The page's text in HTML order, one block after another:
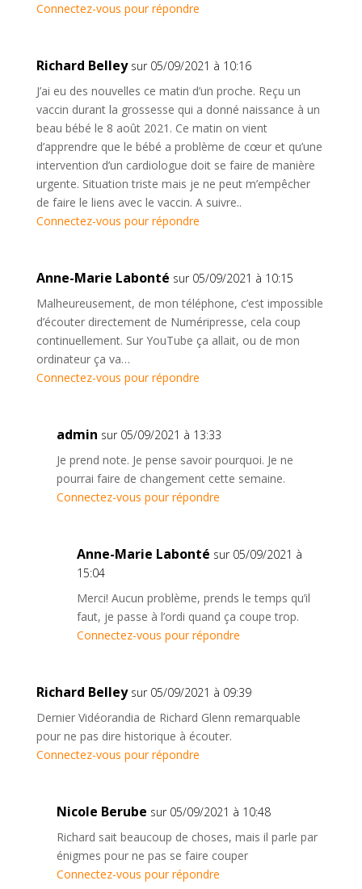
Connectez-vous pour répondre
Richard Belley sur 05/09/2021 à 10:16
J’ai eu des nouvelles ce matin d’un proche. Reçu un
vaccin durant la grossesse qui a donné naissance à un
beau bébé le 8 août 2021. Ce matin on vient
d’apprendre que le bébé a problème de cœur et qu’une
intervention d’un cardiologue doit se faire de manière
urgente. Situation triste mais je ne peut m’empêcher
de faire le liens avec le vaccin. A suivre..
Connectez-vous pour répondre
Anne-Marie Labonté sur 05/09/2021 à 10:15
Malheureusement, de mon téléphone, c’est impossible
d’écouter directement de Numéripresse, cela coup
continuellement. Sur YouTube ça allait, ou de mon
ordinateur ça va…
Connectez-vous pour répondre
admin sur 05/09/2021 à 13:33
Je prend note. Je pense savoir pourquoi. Je ne
pourrai faire de changement cette semaine.
Connectez-vous pour répondre
Anne-Marie Labonté sur 05/09/2021 à
15:04
Merci! Aucun problème, prends le temps qu’il
faut, je passe à l’ordi quand ça coupe trop.
Connectez-vous pour répondre
Richard Belley sur 05/09/2021 à 09:39
Dernier Vidéorandia de Richard Glenn remarquable
pour ne pas dire historique à écouter.
Connectez-vous pour répondre
Nicole Berube sur 05/09/2021 à 10:48
Richard sait beaucoup de choses, mais il parle par
énigmes pour ne pas se faire couper
Connectez-vous pour répondre